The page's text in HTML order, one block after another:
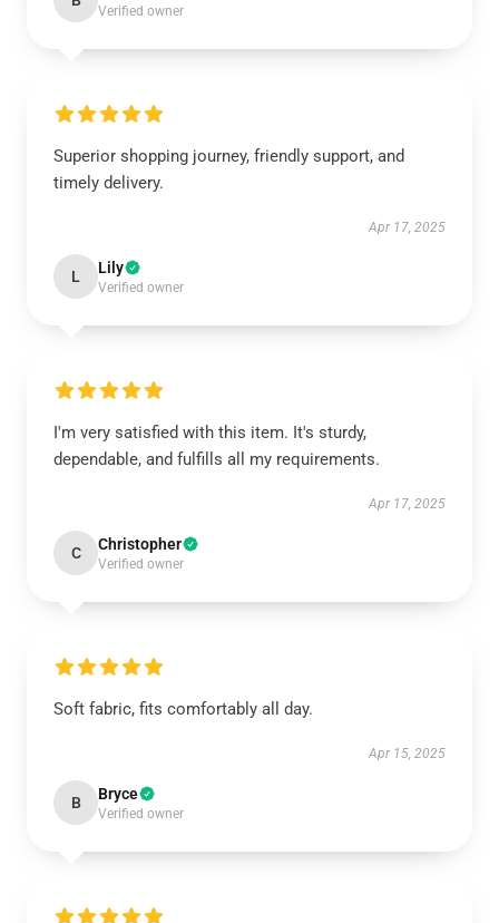
Verified owner
Superior shopping journey, friendly support, and
timely delivery.
Apr 17, 2025
L Lily
Verified owner
I'm very satisfied with this item. It's sturdy,
dependable, and fulfills all my requirements.
Apr 17, 2025
C Christopher
Verified owner
Soft fabric, fits comfortably all day.
Apr 15, 2025
B Bryce
Verified owner